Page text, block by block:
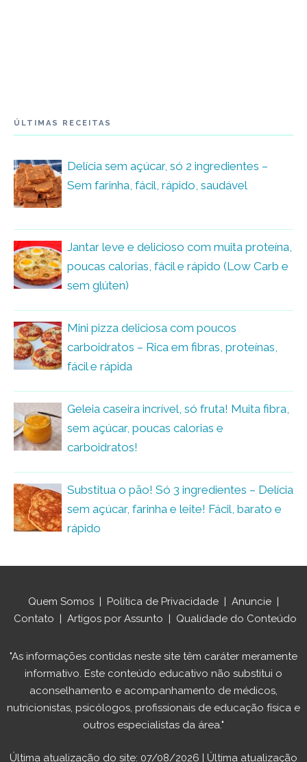
ÚLTIMAS RECEITAS
Delícia sem açúcar, só 2 ingredientes –
Sem farinha, fácil, rápido, saudável
Jantar leve e delicioso com muita proteína,
poucas calorias, fácil e rápido (Low Carb e
sem glúten)
Mini pizza deliciosa com poucos
carboidratos – Rica em fibras, proteínas,
fácil e rápida
Geleia caseira incrível, só fruta! Muita fibra,
sem açúcar, poucas calorias e
carboidratos!
Substitua o pão! Só 3 ingredientes – Delícia
sem açúcar, farinha e leite! Fácil, barato e
rápido
Quem Somos Política de Privacidade Anuncie
Contato
Artigos por Assunto Qualidade do Conteúdo
"As informações contidas neste site têm caráter meramente
informativo. Este conteúdo educativo não substitui o
aconselhamento e acompanhamento de médicos,
nutricionistas, psicólogos, profissionais de educação física e
outros especialistas da área."
Última atualização do site: 07/08/2026 | Última atualização